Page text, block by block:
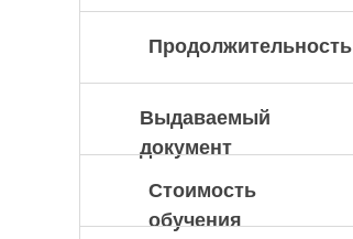
Продолжительность
Выдаваемый
документ
Стоимость
обучения